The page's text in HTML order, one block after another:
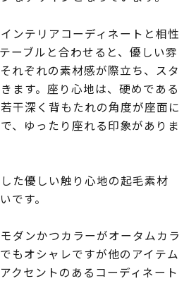
ンテリアコーディネートと相性
ーブルと合わせると、優しい雰
れぞれの素材感が際立ち、スタ
ます。座り心地は、硬めである
干深く背もたれの角度が座面に
、ゆったり座れる印象がありま
た優しい触り心地の起毛素材
です。
ダンかつカラーがオータムカラ
もオシャレですが他のアイテム
クセントのあるコーディネート